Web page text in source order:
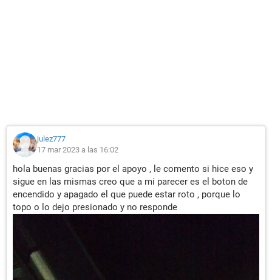
julez777
17 mar 2023 a las 16:02
hola buenas gracias por el apoyo , le comento si hice eso y
sigue en las mismas creo que a mi parecer es el boton de
encendido y apagado el que puede estar roto , porque lo
topo o lo dejo presionado y no responde